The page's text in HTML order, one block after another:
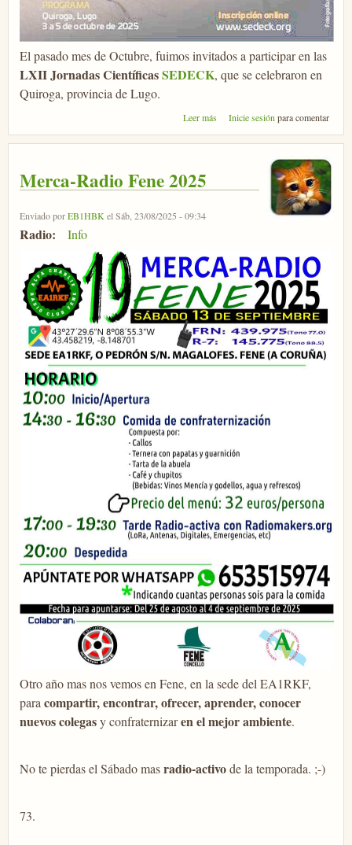
El pasado mes de Octubre, fuimos invitados a participar en las
LXII Jornadas CientíficasSEDECK, que se celebraron en
Quiroga, provincia de Lugo.
Leer más sobre XLII Jornadas Científicas
Inicie sesión para comentar
Merca-Radio Fene 2025
Enviado porEB1HBK el Sáb, 23/08/2025 - 09:34
Radio: Info
Otro año mas nos vemos en Fene, en la sede del EA1RKF,
para compartir, encontrar, ofrecer, aprender, conocer
nuevos colegasy confraternizaren el mejor ambiente.
No te pierdas el Sábado masradio-activode la temporada. ;-)
73.